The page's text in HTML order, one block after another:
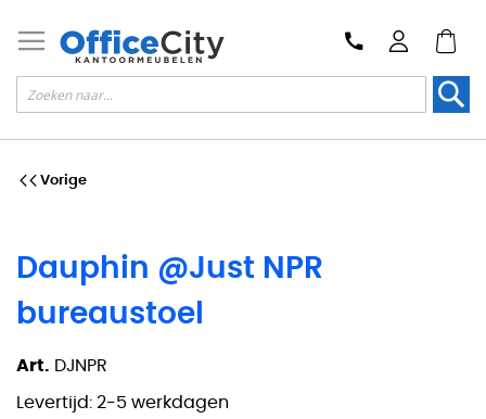
Dauphin @Just NPR
bureaustoel
Art. DJNPR
Levertijd: 2-5 werkdagen
Vorige